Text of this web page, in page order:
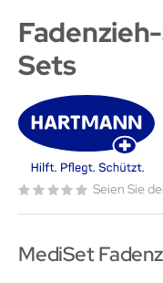
Sets
Seien Sie
MediSet